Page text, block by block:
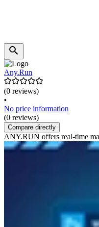
Any.Run
(0 reviews)
•
No price information
(0 reviews)
Compare directly
ANY.RUN offers real-time